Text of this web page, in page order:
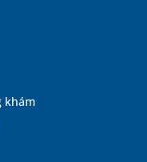
khám